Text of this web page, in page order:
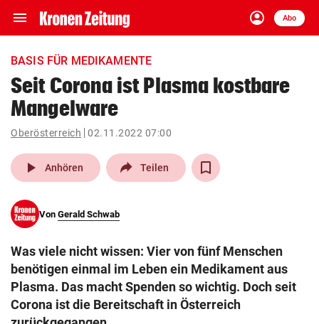
menu Navigation
ein-/ausklappen
account_circle
Anmelden
Abo
close Schließen
account_circle Anmelden
pin_drop
Wien arrow_right
search
eingeben
BASIS FÜR MEDIKAMENTE
Seit Corona ist Plasma kostbare
Mangelware
Oberösterreich 02.11.2022 07:00
play_arrow Anhören Teilen
Von Gerald Schwab
Was viele nicht wissen: Vier von fünf Menschen
benötigen einmal im Leben ein Medikament aus
Plasma. Das macht Spenden so wichtig. Doch seit
Corona ist die Bereitschaft in Österreich